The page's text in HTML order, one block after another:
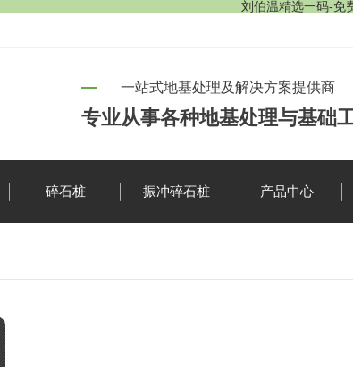
刘伯温精选一码-免
一站式地基处理及解决方案提供商
专业从事各种地基处理与基础
碎石桩 振冲碎石桩 产品中心